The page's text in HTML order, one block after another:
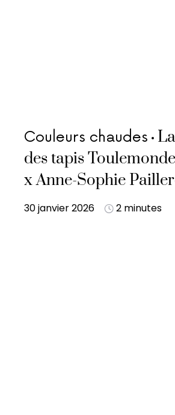
Couleurs chaudes
des tapis
x Anne-Sophie
30 janvier 2026 2 minutes